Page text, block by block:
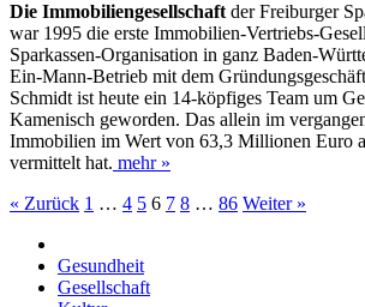
Die Immobiliengesellschaft der Freiburger
war 1995 die erste Immobilien-Vertriebs-
Sparkassen-Organisation in ganz Baden-
Ein-Mann-Betrieb mit dem Gründungs
Schmidt ist heute ein 14-köpfiges Team um
Kamenisch geworden. Das allein im
Immobilien im Wert von 63,3 Millionen Euro
vermittelt hat. mehr »
« Zurück 1 … 4 5 6 7 8 … 86 Weiter »
Gesundheit
Gesellschaft